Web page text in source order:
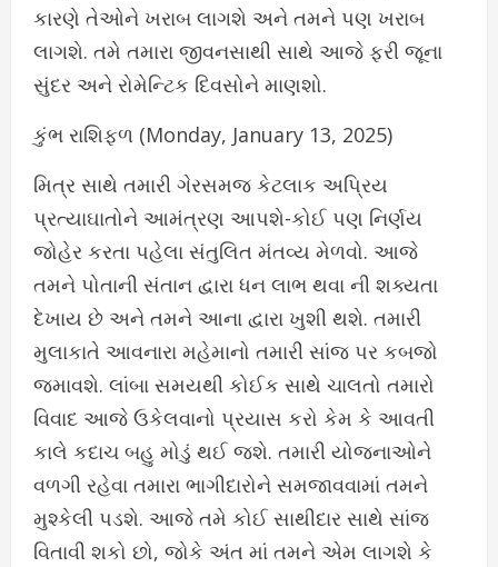
કારણે તેઓને ખરાબ લાગશે અને તમને પણ ખરાબ
લાગશે. તમે તમારા જીવનસાથી સાથે આજે ફરી જૂના
સુંદર અને રોમેન્ટિક દિવસોને માણશો.
કુંભ રાશિફળ (Monday, January 13, 2025)
મિત્ર સાથે તમારી ગેરસમજ કેટલાક અપ્રિય
પ્રત્યાઘાતોને આમંત્રણ આપશે-કોઈ પણ નિર્ણય
જોહેર કરતા પહેલા સંતુલિત મંતવ્ય મેળવો. આજે
તમને પોતાની સંતાન દ્વારા ધન લાભ થવા ની શક્યતા
દેખાય છે અને તમને આના દ્વારા ખુશી થશે. તમારી
મુલાકાતે આવનારા મહેમાનો તમારી સાંજ પર કબજો
જમાવશે. લાંબા સમયથી કોઈક સાથે ચાલતો તમારો
વિવાદ આજે ઉકેલવાનો પ્રયાસ કરો કેમ કે આવતી
કાલે કદાચ બહુ મોડું થઈ જશે. તમારી યોજનાઓને
વળગી રહેવા તમારા ભાગીદારોને સમજાવવામાં તમને
મુશ્કેલી પડશે. આજે તમે કોઈ સાથીદાર સાથે સાંજ
વિતાવી શકો છો, જોકે અંત માં તમને એમ લાગશે કે